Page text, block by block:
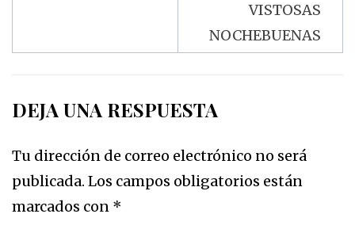
VISTOSAS
NOCHEBUENAS
DEJA UNA RESPUESTA
Tu dirección de correo electrónico no será
publicada. Los campos obligatorios están
marcados con *